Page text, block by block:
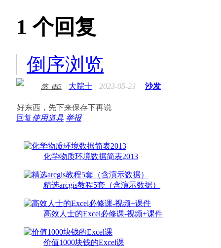
1 个回复
倒序浏览
悠_由5 大院士 2023-05-23 沙发
好东西，先下来保存下再说
回复使用道具 举报
化学物质环境数据简表2013
精选arcgis教程5套（含演示数据）
高效人士的Excel必修课-视频+课件
价值1000块钱的Excel课